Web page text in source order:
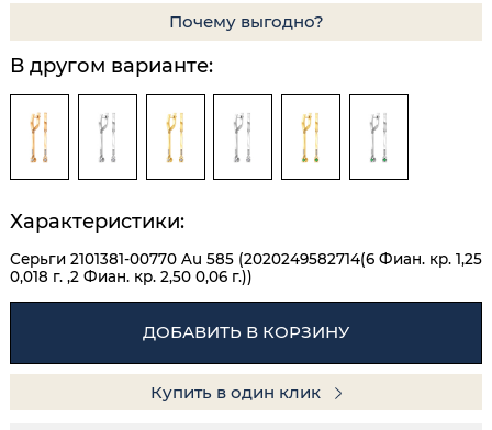
Почему выгодно?
В другом варианте:
Характеристики:
Серьги 2101381-00770 Au 585 (2020249582714(6 Фиан. кр. 1,25
0,018 г. ,2 Фиан. кр. 2,50 0,06 г.))
ДОБАВИТЬ В КОРЗИНУ
Купить в один клик